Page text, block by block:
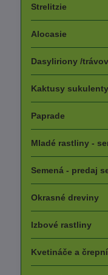
Strelitzie
Alocasie
Dasyliriony /
Kaktusy sukulenty
Paprade
Mladé rastliny -
Semená - predaj
Okrasné dreviny
Izbové rastliny
Kvetináče a